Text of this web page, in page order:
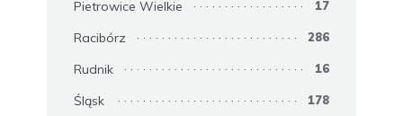
Pietrowice Wielkie 17
Racibórz 286
Rudnik 16
Śląsk 178